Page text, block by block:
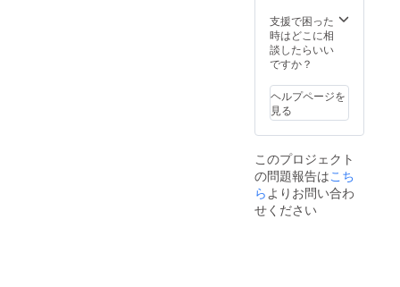
せるこ
とで濃
厚な味
わいに
なりま
す。
思わせ
る大人
な香
り。 保
法：涼
しいと
ころで
保管し
さい。
※1，2年
冷暗所
で寝か
y
mee〉
菩提樹
特有の
お楽し
みくだ
さい。
純粋
なスタ
ンダー
ド
Honey
mee*・
しま
す。*
＊。・
無着
香料、
酸化防
止剤不
使用。
生か
し、日
本独自
の美味
しい蜂
支援で困った
時はどこに相
談したらいい
ですか？
ヘルプページを
見る
このプロジェクト
の問題報告はこち
ら よりお問い合わ
せください